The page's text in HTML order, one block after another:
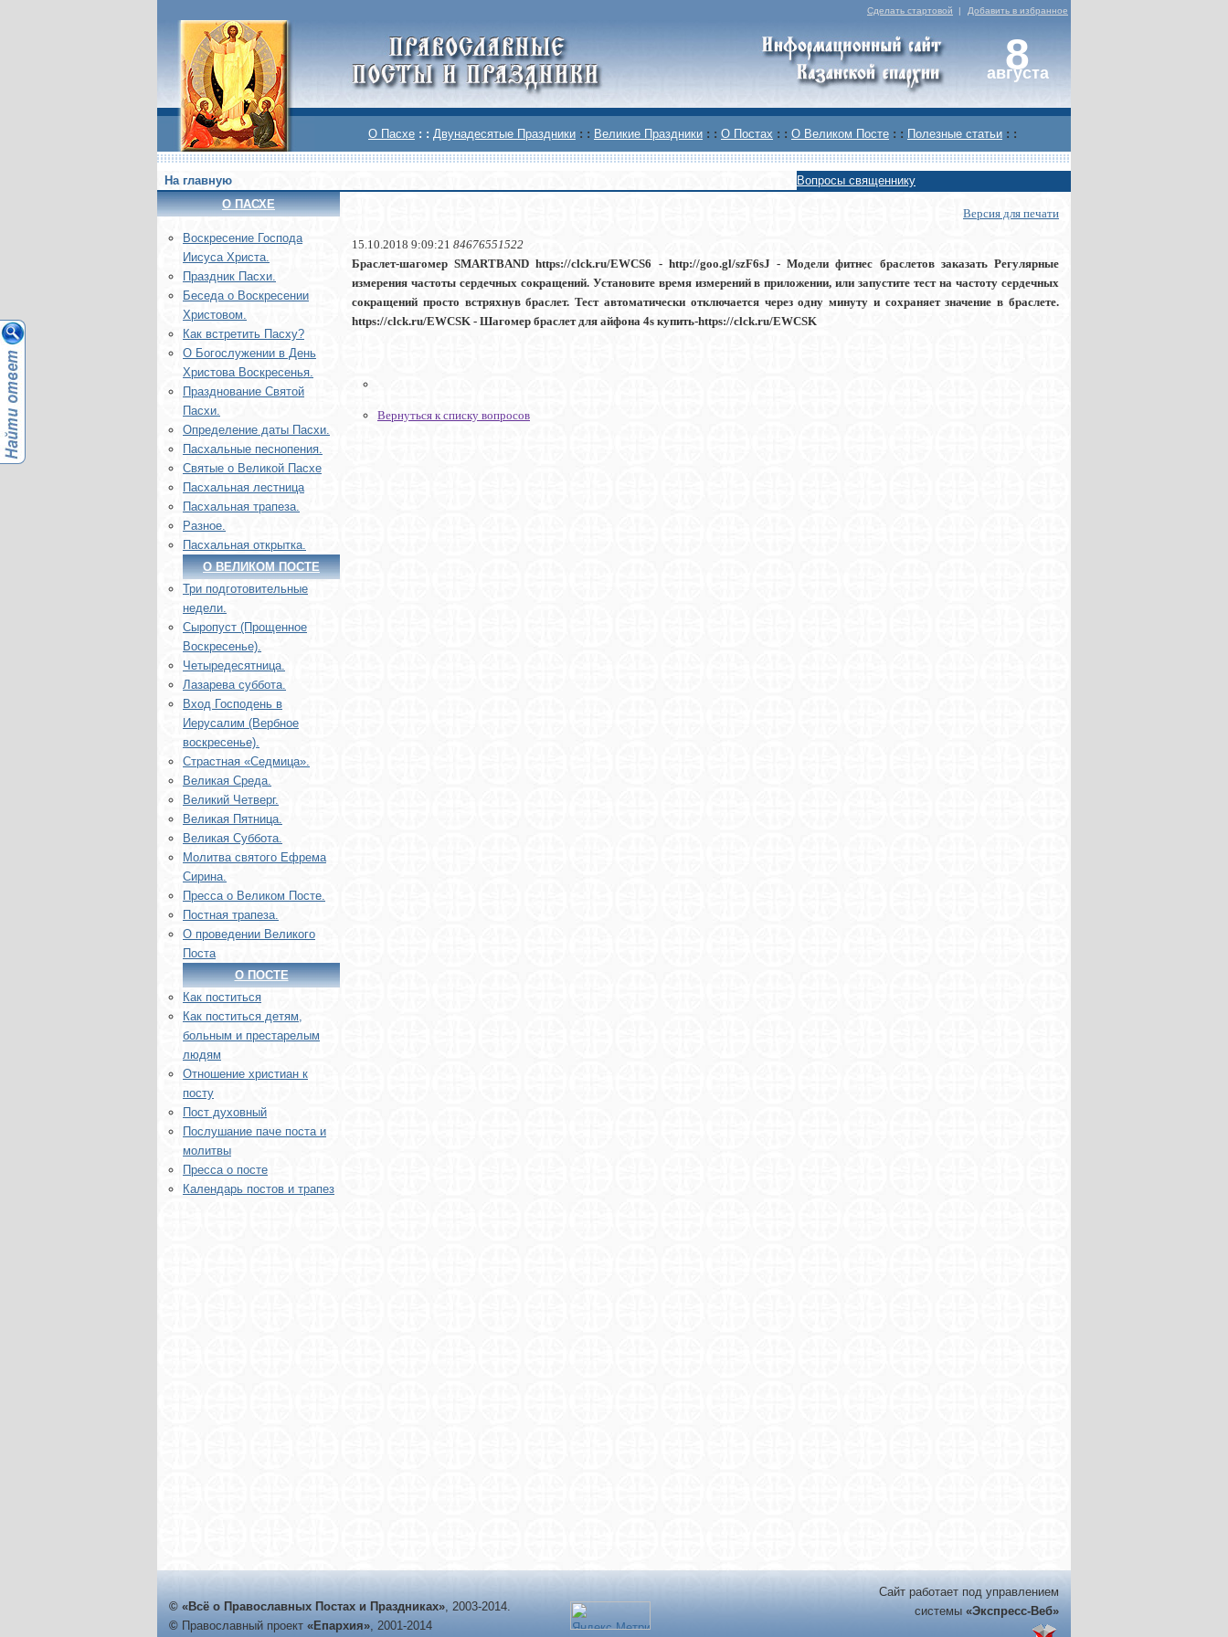
Сделать стартовой | Добавить в избранное
8
августа
О Пасхе : : Двунадесятые Праздники : : Великие Праздники : : О Постах : : О Великом Посте : : Полезные статьи : :
На главную
Вопросы священнику
О ПАСХЕ
Воскреcение Господа
Иисуса Христа.
Праздник Пасхи.
Беседа о Воскресении
Христовом.
Как встретить Пасху?
О Богослужении в День
Христова Воскресенья.
Празднование Святой
Пасхи.
Определение даты Пасхи.
Пасхальные песнопения.
Святые о Великой Пасхе
Пасхальная лестница
Пасхальная трапеза.
Разное.
Пасхальная открытка.
О ВЕЛИКОМ ПОСТЕ
Три подготовительные
недели.
Сыропуст (Прощенное
Воскресенье).
Четыредесятница.
Лазарева суббота.
Вход Господень в
Иерусалим (Вербное
воскресенье).
Страстная «Седмица».
Великая Среда.
Великий Четверг.
Великая Пятница.
Великая Суббота.
Молитва святого Ефрема
Сирина.
Пресса о Великом Посте.
Постная трапеза.
О проведении Великого
Поста
О ПОСТЕ
Как поститься
Как поститься детям,
больным и престарелым
людям
Отношение христиан к
посту
Пост духовный
Послушание паче поста и
молитвы
Пресса о посте
Календарь постов и трапез
Версия для печати
15.10.2018 9:09:21 84676551522
Браслет-шагомер SMARTBAND https://clck.ru/EWCS6 - http://goo.gl/szF6sJ - Модели фитнес браслетов заказать Регулярные
измерения частоты сердечных сокращений. Установите время измерений в приложении, или запустите тест на частоту сердечных
сокращений просто встряхнув браслет. Тест автоматически отключается через одну минуту и сохраняет значение в браслете.
https://clck.ru/EWCSK - Шагомер браслет для айфона 4s купить-https://clck.ru/EWCSK
Вернуться к списку вопросов
© «Всё о Православных Постах и Праздниках», 2003-2014.
© Православный проект «Епархия», 2001-2014
Сайт работает под управлением
системы «Экспресс-Веб»